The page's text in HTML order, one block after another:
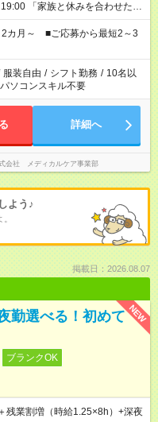
合わせた
したい」 「できれば残業はし
いね。 ※Wワーク希望
勤務時間と、もう1つのお仕事
超える場合は応募できません。
2カ月～ ■ご応募から最短2～3
服装自由 / シフト勤務 / 10名以
パソコンスキル不要
詳細へ
会社 メディカルケア事業部
よう♪
掲載日：2026.08.07
NEW
勤選べる！初めて
ブランクOK
残業割増（時給1.25×8h）+深夜